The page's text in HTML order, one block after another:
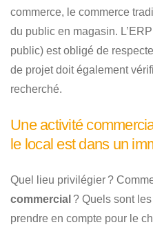
commerce, le commerce
du public en magasin.
public) est obligé de
de projet doit également
recherché.
Une activité
le local est dans un
Quel lieu privilégier ?
commercial ? Quels sont
prendre en compte pour le